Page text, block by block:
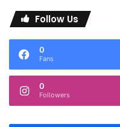
Follow Us
0
Fans
0
Followers